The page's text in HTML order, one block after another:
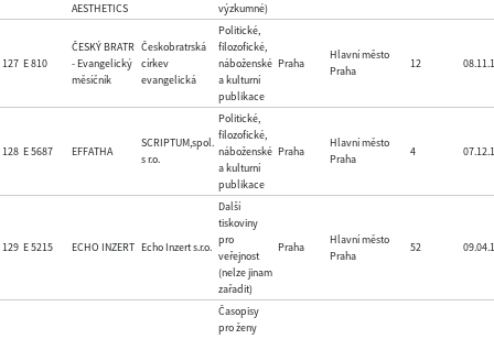
AESTHETICS
výzkumné)
127 E 810
ČESKÝ BRATR
- Evangelický
měsíčník
Českobratrská
církev
evangelická
Politické,
filozofické,
náboženské
a kulturní
publikace
Praha
Hlavní město
Praha
12
128 E 5687 EFFATHA
SCRIPTUM,spol.
s r.o.
Politické,
filozofické,
náboženské
a kulturní
publikace
Praha
Hlavní město
Praha
4
129 E 5215 ECHO INZERT Echo Inzert s.r.o.
Další
tiskoviny
pro
veřejnost
(nelze jinam
zařadit)
Praha
Hlavní město
Praha
52
Časopisy
pro ženy